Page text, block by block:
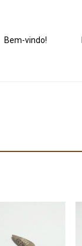
Bem-vindo!